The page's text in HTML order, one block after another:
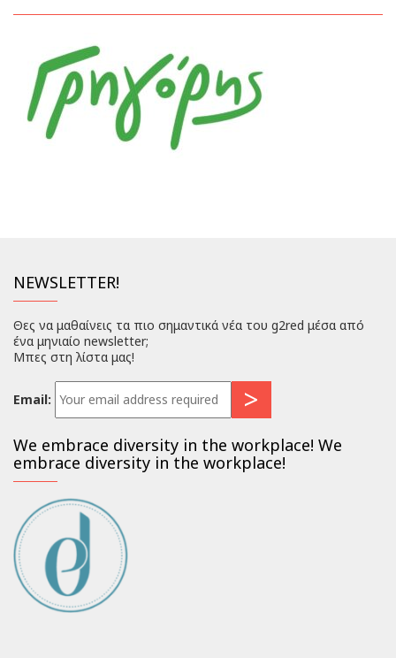
NEWSLETTER!
Θες να μαθαίνεις τα πιο σημαντικά νέα του g2red μέσα από
ένα μηνιαίο newsletter;
Μπες στη λίστα μας!
Email:
We embrace diversity in the workplace! We
embrace diversity in the workplace!